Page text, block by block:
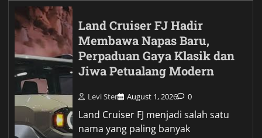
Land Cruiser FJ Hadir
Membawa Napas Baru,
Perpaduan Gaya Klasik dan
Jiwa Petualang Modern
Levi Ster August 1, 2026 0
Land Cruiser FJ menjadi salah satu
nama yang paling banyak